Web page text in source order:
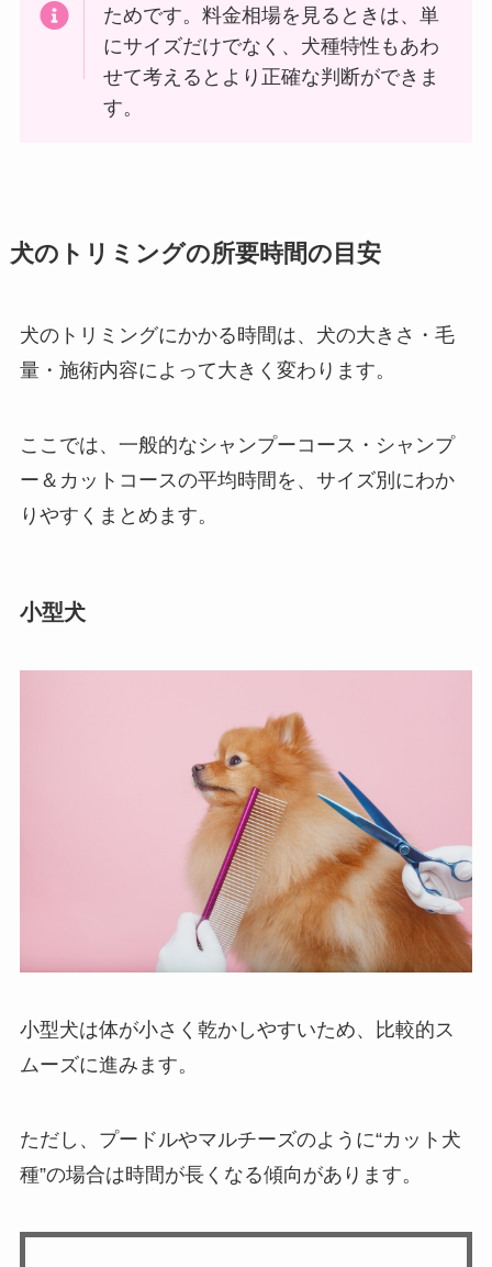
ためです。料金相場を見るときは、単
にサイズだけでなく、犬種特性もあわ
せて考えるとより正確な判断ができま
す。
犬のトリミングの所要時間の目安
犬のトリミングにかかる時間は、犬の大きさ・毛
量・施術内容によって大きく変わります。
ここでは、一般的なシャンプーコース・シャンプ
ー＆カットコースの平均時間を、サイズ別にわか
りやすくまとめます。
小型犬
小型犬は体が小さく乾かしやすいため、比較的ス
ムーズに進みます。
ただし、プードルやマルチーズのように“カット犬
種”の場合は時間が長くなる傾向があります。